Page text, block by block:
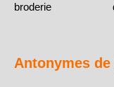
broderie
Antonymes de